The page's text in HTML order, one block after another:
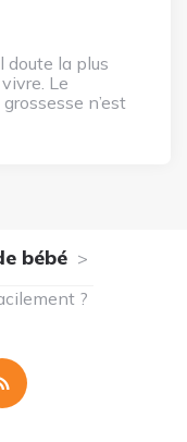
doute la plus
Le
n’est
bébé
?